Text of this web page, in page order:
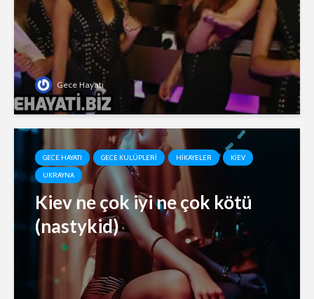
Gece Hayatı
GECE HAYATI GECE KULÜPLERI HIKAYELER
KIEV
UKRAYNA
Kiev ne çok iyi ne çok kötü
(nastykid)